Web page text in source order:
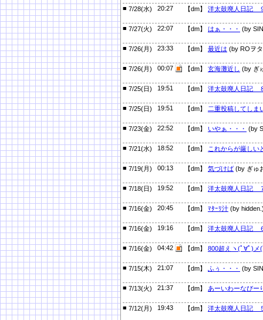
■ 7/28(水) 20:27 【dm】 洋太鼓廃人日記
■ 7/27(火) 22:07 【dm】 はぁ・・・ (by
■ 7/26(月) 23:33 【dm】 最近は (by ROヲ
■ 7/26(月) 00:07 【dm】 玄海灘近し (by ぎ
■ 7/25(日) 19:51 【dm】 洋太鼓廃人日記
■ 7/25(日) 19:51 【dm】 二重投稿してしま
■ 7/23(金) 22:52 【dm】 いやぁ・・・ (by
■ 7/21(水) 18:52 【dm】 これからが厳し
■ 7/19(月) 00:13 【dm】 気づけば (by ぎゅ
■ 7/18(日) 19:52 【dm】 洋太鼓廃人日記
■ 7/16(金) 20:45 【dm】 ﾏﾀｰﾘ汁 (by
■ 7/16(金) 19:16 【dm】 洋太鼓廃人日記
■ 7/16(金) 04:42 【dm】 800超えヽ(ﾟ∀ﾟ)メ
■ 7/15(木) 21:07 【dm】 ふぅ・・・ (by
■ 7/13(火) 21:37 【dm】 あーいわーなびー
■ 7/12(月) 19:43 【dm】 洋太鼓廃人日記